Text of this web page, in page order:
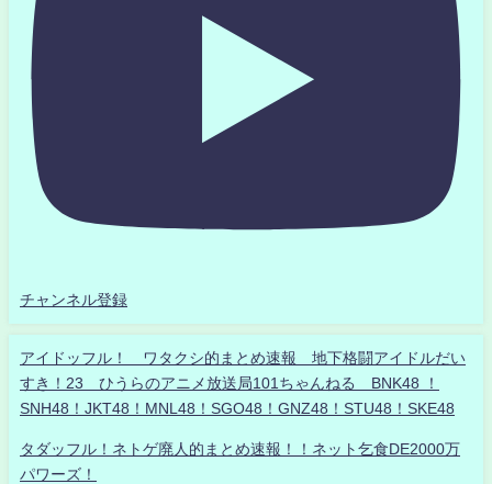
チャンネル登録
アイドッフル！ ワタクシ的まとめ速報 地下格闘アイドルだい
すき！23 ひうらのアニメ放送局101ちゃんねる BNK48 ！
SNH48！JKT48！MNL48！SGO48！GNZ48！STU48！SKE48
タダッフル！ネトゲ廃人的まとめ速報！！ネット乞食DE2000万
パワーズ！